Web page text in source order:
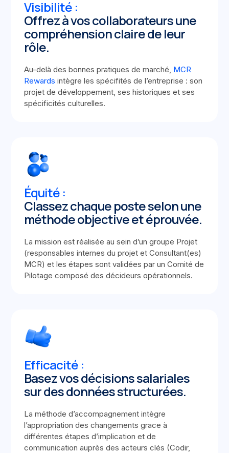
Visibilité :
Offrez à vos collaborateurs une
compréhension claire de leur
rôle.
Au-delà des bonnes pratiques de marché, MCR
Rewards intègre les spécifités de l’entreprise : son
projet de développement, ses historiques et ses
spécificités culturelles.
Équité :
Classez chaque poste selon une
méthode objective et éprouvée.
La mission est réalisée au sein d’un groupe Projet
(responsables internes du projet et Consultant(es)
MCR) et les étapes sont validées par un Comité de
Pilotage composé des décideurs opérationnels.
Efficacité :
Basez vos décisions salariales
sur des données structurées.
La méthode d’accompagnement intègre
l’appropriation des changements grace à
différentes étapes d’implication et de
communication auprès des acteurs clés (Codir,